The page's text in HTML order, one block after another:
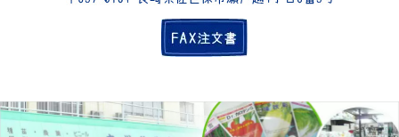
ホーム
ら
お勧め商品 お知らせ 店舗概要